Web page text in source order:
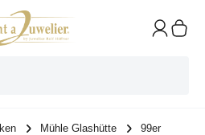
Mühle Glashütte 99er